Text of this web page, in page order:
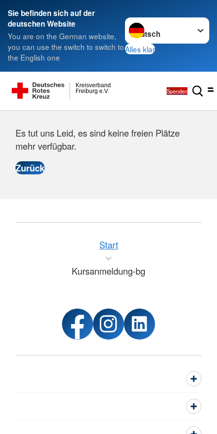
Sie befinden sich auf der
deutschen Website
You are on the German website,
you can use the switch to switch to
the English one
Sprache wechseln zu
Alles klar
Freiburg e.V.
Kreisverband
Spenden
Es tut uns Leid, es sind keine freien Plätze
mehr verfügbar.
Start
Kursanmeldung-bg